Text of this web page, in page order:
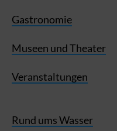
Gastronomie
Museen und Theater
Veranstaltungen
Rund ums Wasser